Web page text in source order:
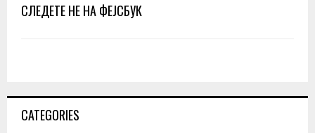
СЛЕДЕТЕ НЕ НА ФЕЈСБУК
CATEGORIES